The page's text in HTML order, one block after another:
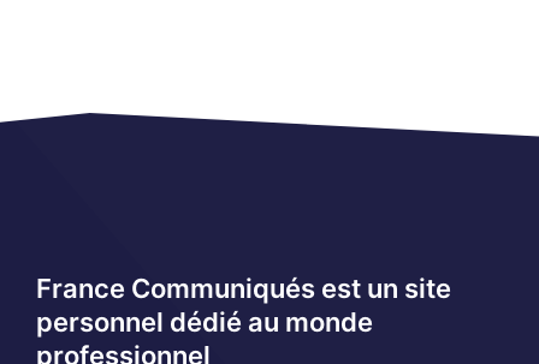
France Communiqués est un site
personnel dédié au monde
professionnel